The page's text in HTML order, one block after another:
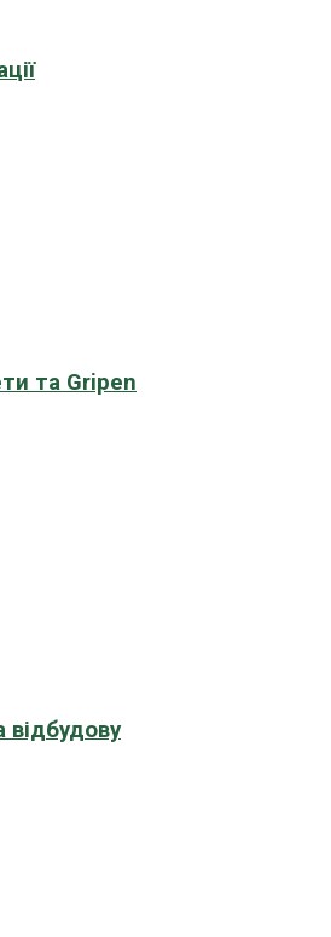
та Gripen